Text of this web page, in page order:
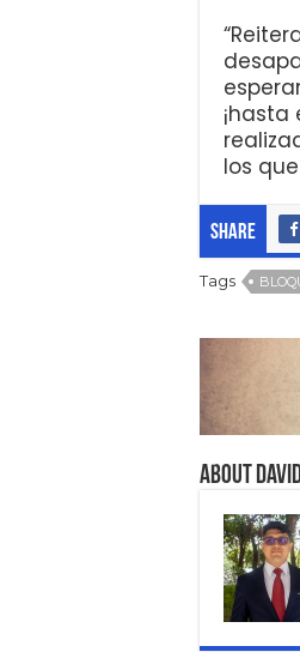
los
Share
Tags
About